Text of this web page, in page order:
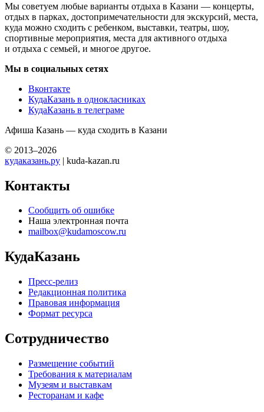
Мы советуем любые варианты отдыха в Казани — концерты,
отдых в парках, достопримечательности для экскурсий, места,
куда можно сходить с ребенком, выставки, театры, шоу,
спортивные мероприятия, места для активного отдыха
и отдыха с семьей, и многое другое.
Мы в социальных сетях
Вконтакте
КудаКазань в однокласниках
КудаКазань в телеграме
Афиша Казань — куда сходить в Казани
© 2013–2026
кудаказань.ру | kuda-kazan.ru
Контакты
Сообщить об ошибке
Наша электронная почта
mailbox@kudamoscow.ru
КудаКазань
Пресс-релиз
Редакционная политика
Правовая информация
Формат ресурса
Сотрудничество
Размещение событий
Требования к материалам
Музеям и выставкам
Ресторанам и кафе